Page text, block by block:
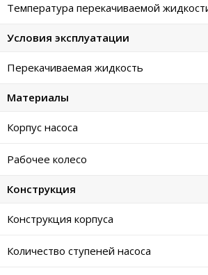
Температура перекачиваемой
Условия эксплуатации
Перекачиваемая жидкость
Материалы
Корпус насоса
Рабочее колесо
Конструкция
Конструкция корпуса
Количество ступеней насоса